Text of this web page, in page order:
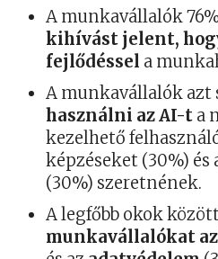
A munkavállalók
kihívást jelent,
fejlődéssel a
A munkavállalók azt
használni az AI-t a
kezelhető
képzéseket (30%)
(30%) szeretnének.
A legfőbb okok
munkavállalókat